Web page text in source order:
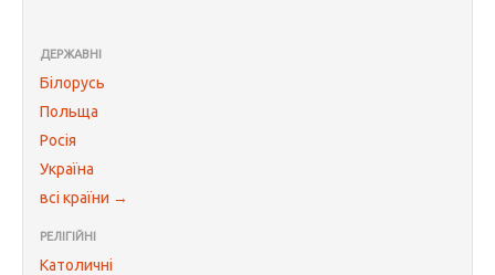
ДЕРЖАВНІ
Білорусь
Польща
Росія
Україна
всі країни →
РЕЛІГІЙНІ
Католичні